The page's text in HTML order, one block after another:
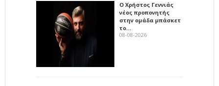
Ο Χρήστος Γεννιάς
νέος προπονητής
στην ομάδα μπάσκετ
το…
08-08-2026